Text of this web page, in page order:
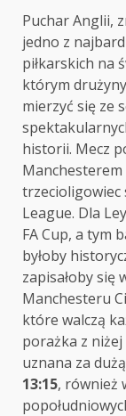
Puchar Anglii,
jedno z
piłkarskich na
którym
mierzyć się ze
historii. Mecz
Manchesterem
trzecioligowiec
League. Dla
FA Cup, a tym
byłoby
zapisałoby się
Manchesteru
które walczą
porażka z
uznana za
13:15, również